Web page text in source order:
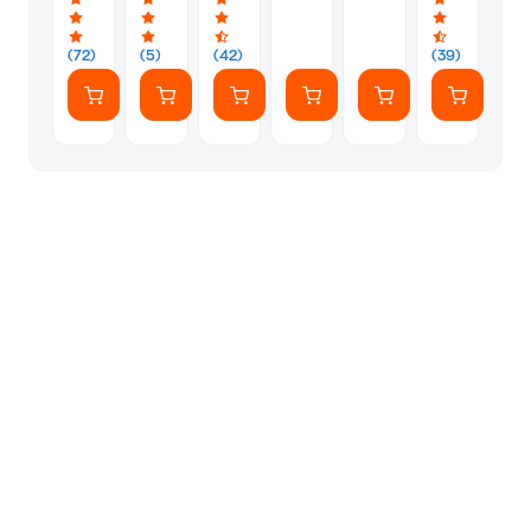
Inkjet
A4
με
WiFi,
ADF,
Duplex
Print,
(72)
1200
W
Inox
(5)
με
δοχεία
μελανιού,
WiFi
(42) (39)